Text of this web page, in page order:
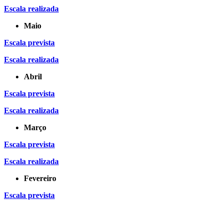
Escala realizada
Maio
Escala prevista
Escala realizada
Abril
Escala prevista
Escala realizada
Março
Escala prevista
Escala realizada
Fevereiro
Escala prevista